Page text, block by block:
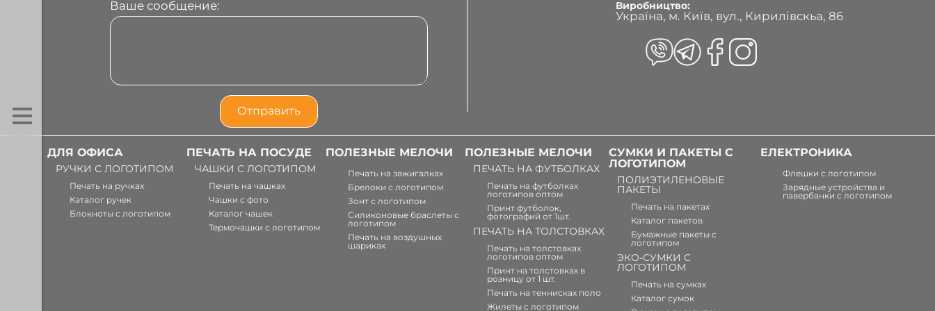
Ваше сообщение: Виробництво:
Україна, м. Київ, вул., Кирилівскьа, 86
ДЛЯ ОФИСА
РУЧКИ С ЛОГОТИПОМ
Печать на ручках
Каталог ручек
Блокноты с логотипом
ПЕЧАТЬ НА ПОСУДЕ
ЧАШКИ С ЛОГОТИПОМ
Печать на чашках
Чашки с фото
Каталог чашек
Термочашки с логотипом
ПОЛЕЗНЫЕ МЕЛОЧИ
Печать на зажигалках
Брелоки с логотипом
Зонт с логотипом
Силиконовые браслеты с
логотипом
Печать на воздушных
шариках
ПОЛЕЗНЫЕ МЕЛОЧИ
ПЕЧАТЬ НА ФУТБОЛКАХ
Печать на футболках
логотипов оптом
Принт футболок,
фотографий от 1шт.
ПЕЧАТЬ НА ТОЛСТОВКАХ
Печать на толстовках
логотипов оптом
Принт на толстовках в
розницу от 1 шт.
Печать на теннисках поло
Жилеты с логотипом
СУМКИ И ПАКЕТЫ С
ЛОГОТИПОМ
ПОЛИЭТИЛЕНОВЫЕ
ПАКЕТЫ
Печать на пакетах
Каталог пакетов
Бумажные пакеты с
логотипом
ЭКО-СУМКИ С
ЛОГОТИПОМ
Печать на сумках
Каталог сумок
ЕЛЕКТРОНИКА
Флешки с логотипом
Зарядные устройства и
павербанки с логотипом